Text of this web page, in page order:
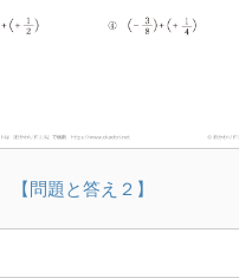
【問題と答え２】